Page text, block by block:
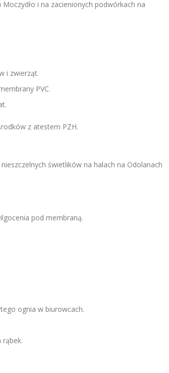
i na zacienionych podwórkach na
i zwierząt.
PVC.
z atestem PZH.
świetlików na halach na Odolanach
pod membraną.
ognia w biurowcach.
rąbek.